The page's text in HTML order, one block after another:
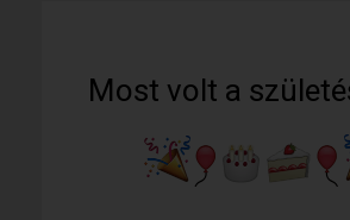
Most volt a